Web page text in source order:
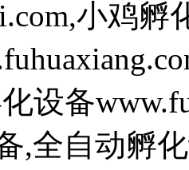
小鸡
设备
,全自动孵